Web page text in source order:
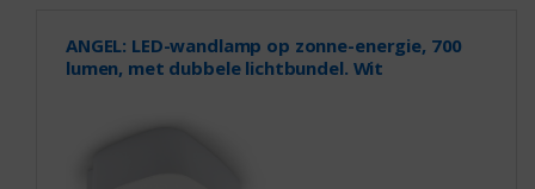
ANGEL: LED-wandlamp op zonne-energie, 700
lumen, met dubbele lichtbundel. Wit